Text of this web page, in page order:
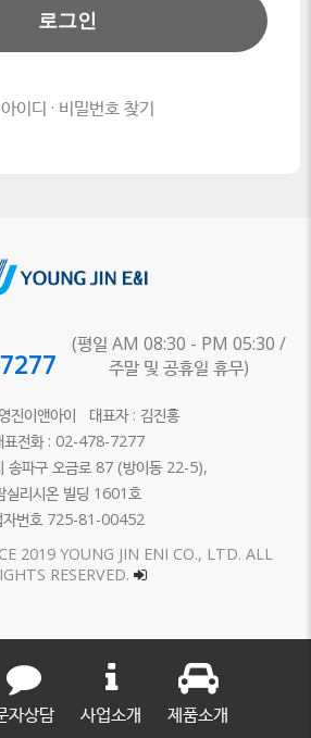
로그인
아이디 · 비밀번호 찾기
(평일 AM 08:30 - PM 05:30 /
주말 및 공휴일 휴무)
진이앤아이 대표자 : 김진홍
표전화 : 02-478-7277
송파구 오금로 87 (방이동 22-5),
실리시온 빌딩 1601호
자번호 725-81-00452
2019 YOUNG JIN ENI CO., LTD. ALL
RESERVED.
자상담 사업소개 제품소개